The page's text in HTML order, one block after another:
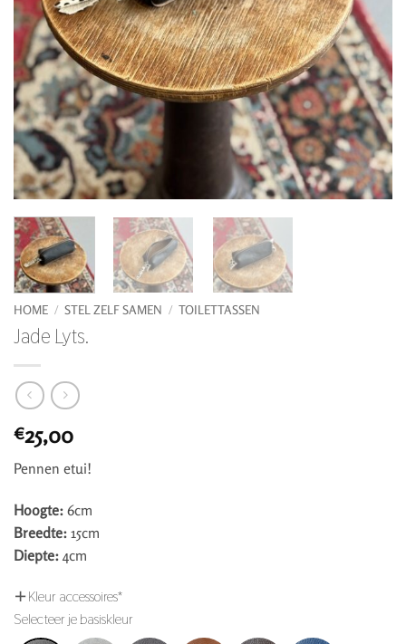
HOME / STEL ZELF SAMEN / TOILETTASSEN
Jade Lyts.
€25,00
Pennen etui!
Hoogte: 6cm
Breedte: 15cm
Diepte: 4cm
Kleur accessoires*
Selecteer je basiskleur